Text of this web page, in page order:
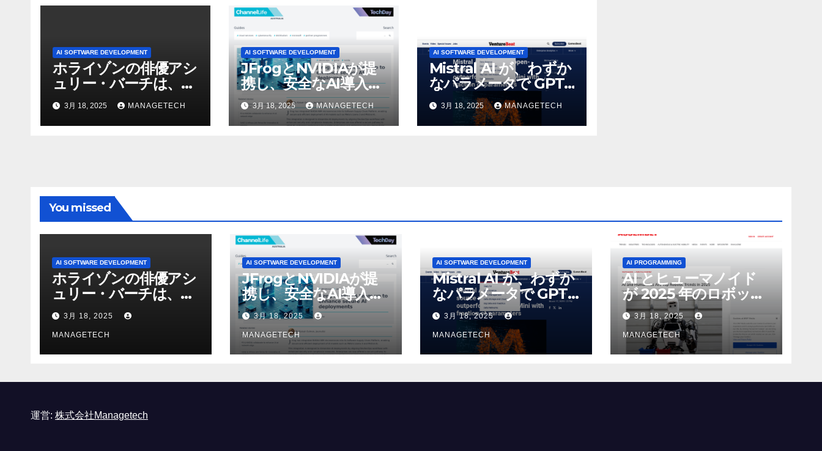
AI SOFTWARE DEVELOPMENT
ホライゾンの俳優アシ
ュリー・バーチは、ソ
ニーのAIアロイのビデ
オを見て「ゲームパフ
ォーマンスという芸術
3月 18, 2025 MANAGETECH
AI SOFTWARE DEVELOPMENT
JFrogとNVIDIAが提
携し、安全なAI導入を
強化
3月 18, 2025 MANAGETECH
AI SOFTWARE DEVELOPMENT
Mistral AI が、わずか
なパラメータで GPT-
4o Mini を上回る新し
いオープンソース モ
デルをリリース |
3月 18, 2025 MANAGETECH
You missed
AI SOFTWARE DEVELOPMENT
ホライゾンの俳優アシ
ュリー・バーチは、ソ
ニーのAIアロイのビデ
オを見て「ゲームパフ
ォーマンスという芸術
形式に不安を感じた」
3月 18, 2025
MANAGETECH
AI SOFTWARE DEVELOPMENT
JFrogとNVIDIAが提
携し、安全なAI導入を
強化
3月 18, 2025
MANAGETECH
AI SOFTWARE DEVELOPMENT
Mistral AI が、わずか
なパラメータで GPT-
4o Mini を上回る新し
いオープンソース モ
デルをリリース |
VentureBeat
3月 18, 2025
MANAGETECH
AI PROGRAMMING
AI とヒューマノイド
が 2025 年のロボット
のトップトレンドに |
ASSEMBLY
3月 18, 2025
MANAGETECH
運営: 株式会社Managetech